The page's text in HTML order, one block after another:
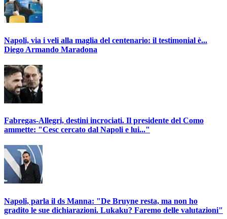
Napoli, via i veli alla maglia del centenario: il testimonial è...
Diego Armando Maradona
Fabregas-Allegri, destini incrociati. Il presidente del Como
ammette: "Cesc cercato dal Napoli e lui..."
Napoli, parla il ds Manna: "De Bruyne resta, ma non ho
gradito le sue dichiarazioni. Lukaku? Faremo delle valutazioni"